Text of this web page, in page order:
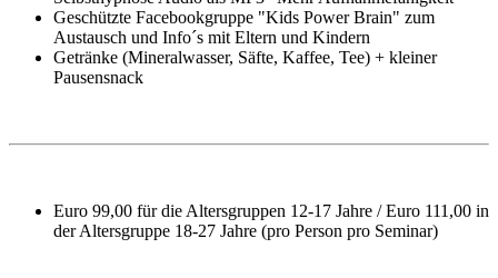
Geschützte Facebookgruppe "Kids Power Brain" zum
Austausch und Info´s mit Eltern und Kindern
Getränke (Mineralwasser, Säfte, Kaffee, Tee) + kleiner
Pausensnack
Euro 99,00 für die Altersgruppen 12-17 Jahre / Euro 111,00 in
der Altersgruppe 18-27 Jahre (pro Person pro Seminar)